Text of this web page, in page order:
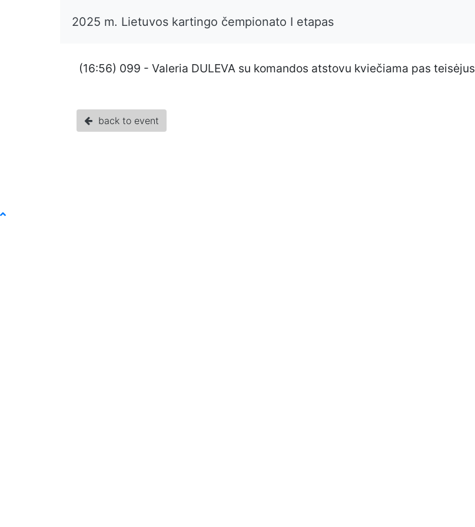
2025 m. Lietuvos kartingo čempionato I etapas
(16:56) 099 - Valeria DULEVA su komandos atstovu kviečiama pas teisėjus
back to event